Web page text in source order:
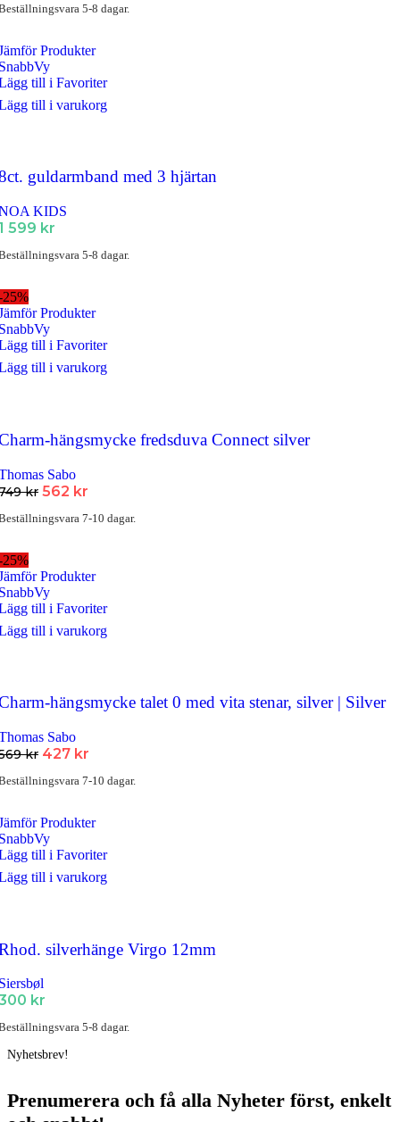
5-8 dagar.
Produkter
till i Favoriter
till i varukorg
guldarmband med 3 hjärtan
KIDS
599 kr
5-8 dagar.
25%
Produkter
till i Favoriter
till i varukorg
hängsmycke fredsduva Connect silver
Sabo
kr Det
priset
562 kr
priset
7-10 dagar.
25%
Produkter
till i Favoriter
till i varukorg
hängsmycke talet 0 med vita stenar, silver | Silver
Sabo
kr Det
priset
569 kr.
427 kr
priset
427 kr.
7-10 dagar.
Produkter
till i Favoriter
till i varukorg
silverhänge Virgo 12mm
kr
5-8 dagar.
Nyhetsbrev!
Prenumerera och få alla Nyheter först, enkelt